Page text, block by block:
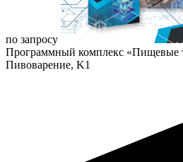
по запросу
Программный комплекс «Пищевые
Пивоварение, K1